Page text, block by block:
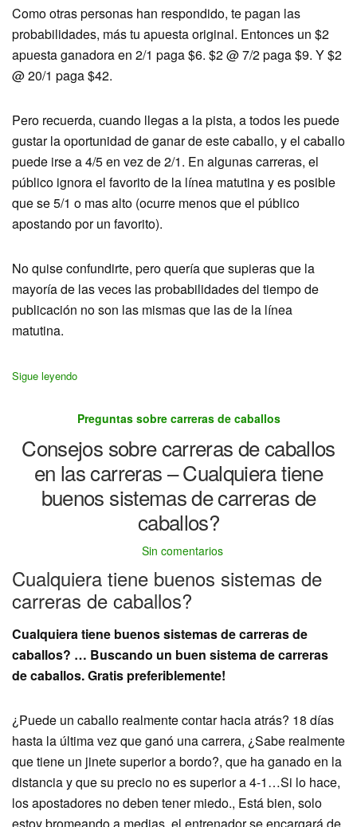
Como otras personas han respondido, te pagan las
probabilidades, más tu apuesta original. Entonces un $2
apuesta ganadora en 2/1 paga $6. $2 @ 7/2 paga $9. Y $2
@ 20/1 paga $42.
Pero recuerda, cuando llegas a la pista, a todos les puede
gustar la oportunidad de ganar de este caballo, y el caballo
puede irse a 4/5 en vez de 2/1. En algunas carreras, el
público ignora el favorito de la línea matutina y es posible
que se 5/1 o mas alto (ocurre menos que el público
apostando por un favorito).
No quise confundirte, pero quería que supieras que la
mayoría de las veces las probabilidades del tiempo de
publicación no son las mismas que las de la línea
matutina.
Sigue leyendo
Preguntas sobre carreras de caballos
Consejos sobre carreras de caballos
en las carreras – Cualquiera tiene
buenos sistemas de carreras de
caballos?
Sin comentarios
Cualquiera tiene buenos sistemas de
carreras de caballos?
Cualquiera tiene buenos sistemas de carreras de
caballos? … Buscando un buen sistema de carreras
de caballos. Gratis preferiblemente!
¿Puede un caballo realmente contar hacia atrás? 18 días
hasta la última vez que ganó una carrera, ¿Sabe realmente
que tiene un jinete superior a bordo?, que ha ganado en la
distancia y que su precio no es superior a 4-1…Si lo hace,
los apostadores no deben tener miedo., Está bien, solo
estoy bromeando a medias, el entrenador se encargará de